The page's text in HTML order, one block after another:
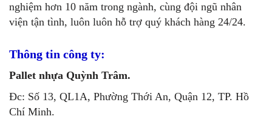
nghiệm hơn 10 năm trong ngành, cùng đội ngũ nhân
viện tận tình, luôn luôn hỗ trợ quý khách hàng 24/24.
Thông tin công ty:
Pallet nhựa Quỳnh Trâm.
Đc: Số 13, QL1A, Phường Thới An, Quận 12, TP. Hồ
Chí Minh.